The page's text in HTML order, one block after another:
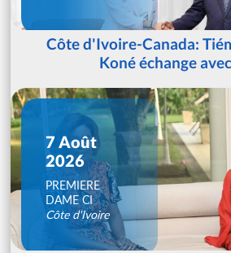
Côte d'Ivoire-Canada:
Koné échange
7 Août
2026
PREMIERE
DAME CI
Côte d'Ivoire